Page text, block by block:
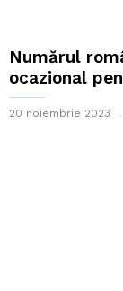
Numărul
ocazional
20 noiembrie 2023